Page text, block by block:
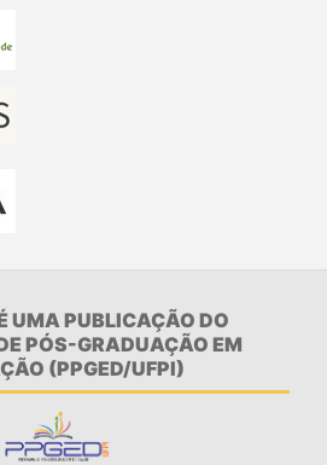
UMA PUBLICAÇÃO DO
PÓS-GRADUAÇÃO EM
(PPGED/UFPI)